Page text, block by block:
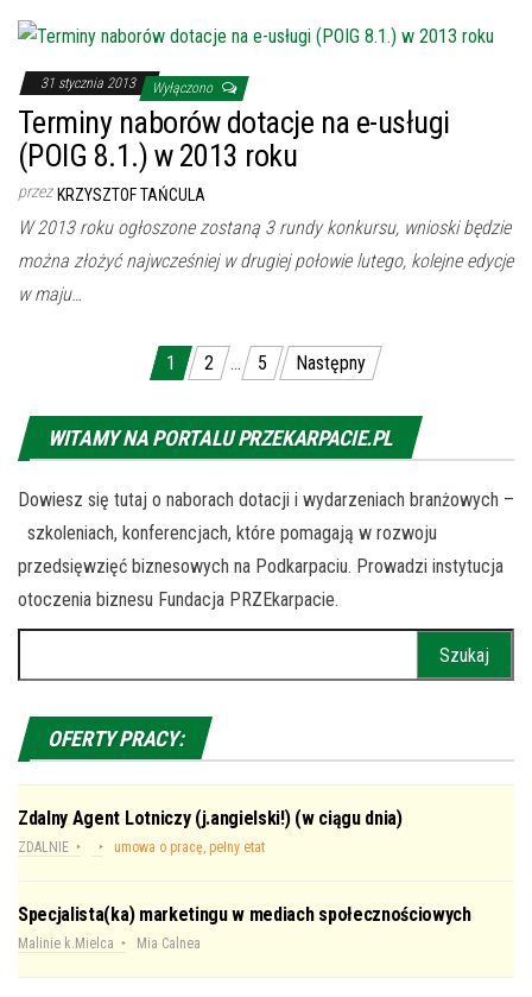
31 stycznia 2013 Wyłączono
Terminy naborów dotacje na e-usługi
(POIG 8.1.) w 2013 roku
przez KRZYSZTOF TAŃCULA
W 2013 roku ogłoszone zostaną 3 rundy konkursu, wnioski będzie
można złożyć najwcześniej w drugiej połowie lutego, kolejne edycje
w maju…
Nawigacja po wpisach
1 2 … 5 Następny
WITAMY NA PORTALU PRZEKARPACIE.PL
Dowiesz się tutaj o naborach dotacji i wydarzeniach branżowych –
szkoleniach, konferencjach, które pomagają w rozwoju
przedsięwzięć biznesowych na Podkarpaciu. Prowadzi instytucja
otoczenia biznesu Fundacja PRZEkarpacie.
OFERTY PRACY:
Zdalny Agent Lotniczy (j.angielski!) (w ciągu dnia)
ZDALNIE umowa o pracę, pełny etat
Specjalista(ka) marketingu w mediach społecznościowych
Malinie k.Mielca Mia Calnea